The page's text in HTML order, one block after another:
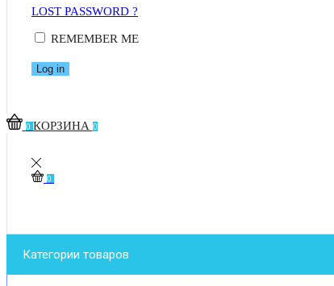
LOST PASSWORD ?
REMEMBER ME
Log in
0 КОРЗИНА 0
0
Категории товаров